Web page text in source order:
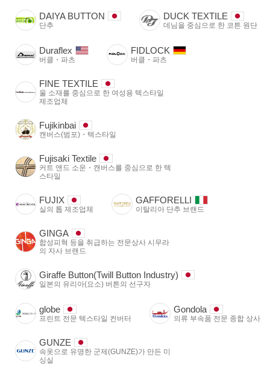
DAIYA BUTTON
단추
DUCK TEXTILE
데님을 중심으로 한 코튼 원단
Duraflex
버클・파츠
FIDLOCK
버클・파츠
FINE TEXTILE
울 소재를 중심으로 한 여성용 텍스타일
제조업체
Fujikinbai
캔버스(범포)・텍스타일
Fujisaki Textile
커트 앤드 소운・캔버스를 중심으로 한 텍
스타일
FUJIX
실의 톱 제조업체
GAFFORELLI
이탈리아 단추 브랜드
GINGA
합성피혁 등을 취급하는 전문상사 시무라
의 자사 브랜드
Giraffe Button(Twill Button Industry)
일본의 유리아(요소) 버튼의 선구자
globe
프린트 전문 텍스타일 컨버터
Gondola
의류 부속품 전문 종합 상사
GUNZE
속옷으로 유명한 군제(GUNZE)가 만든 미
싱실